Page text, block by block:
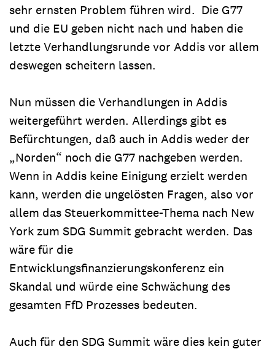
sehr ernsten Problem führen wird. Die G77
und die EU geben nicht nach und haben die
letzte Verhandlungsrunde vor Addis vor allem
deswegen scheitern lassen.
Nun müssen die Verhandlungen in Addis
weitergeführt werden. Allerdings gibt es
Befürchtungen, daß auch in Addis weder der
„Norden“ noch die G77 nachgeben werden.
Wenn in Addis keine Einigung erzielt werden
kann, werden die ungelösten Fragen, also vor
allem das Steuerkommittee-Thema nach New
York zum SDG Summit gebracht werden. Das
wäre für die
Entwicklungsfinanzierungskonferenz ein
Skandal und würde eine Schwächung des
gesamten FfD Prozesses bedeuten.
Auch für den SDG Summit wäre dies kein guter